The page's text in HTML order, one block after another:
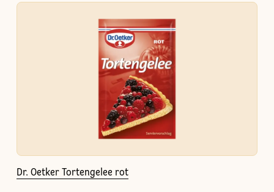
Dr. Oetker Tortengelee rot